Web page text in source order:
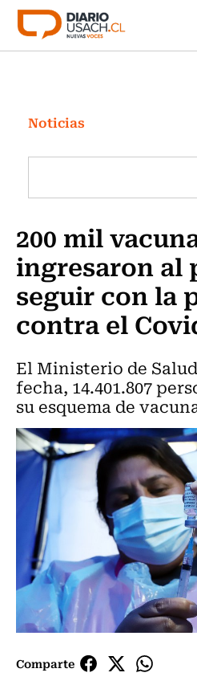
Click acá para ir directamente
Investigación
Cultura
Programas Radio y TV
Noticias
200 mil
ingresaron al
seguir con la
contra el
El Ministerio de
fecha, 14.401.807
su esquema de
Comparte